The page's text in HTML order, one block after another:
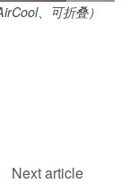
、可折叠）
Next article